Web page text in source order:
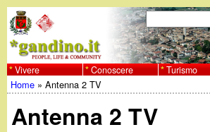
al
contenuto
principale
w
w
F
o
r
m
C
e
r
c
Vivere Conoscere Turismo
Tu
Home »Antenna 2 TV
Antenna 2 TV